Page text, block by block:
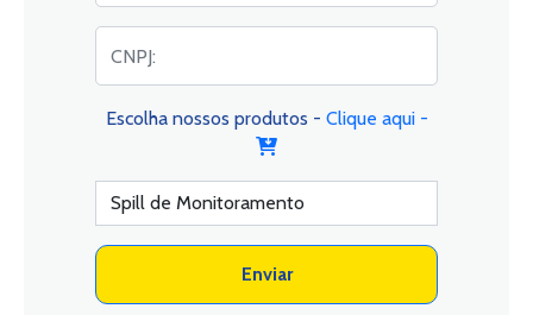
Escolha nossos produtos - Clique aqui -
Enviar